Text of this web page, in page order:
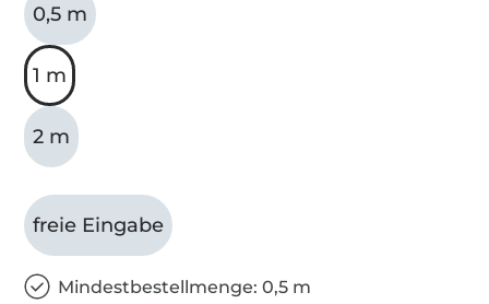
0,5 m
1 m
2 m
freie Eingabe
Mindestbestellmenge: 0,5 m